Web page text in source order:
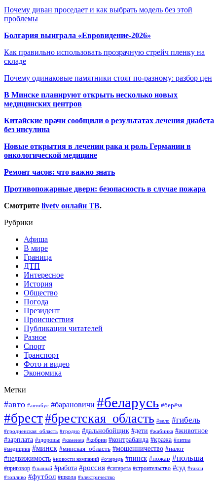
Почему диван проседает и как выбрать модель без этой
проблемы
Болгария выиграла «Евровидение-2026»
Как правильно использовать прозрачную стрейч пленку на
складе
Почему одинаковые памятники стоят по-разному: разбор цен
В Минске планируют открыть несколько новых
медицинских центров
Китайские врачи сообщили о результатах лечения диабета
без инсулина
Новые открытия в лечении рака и роль Германии в
онкологической медицине
Ремонт часов: что важно знать
Противопожарные двери: безопасность в случае пожара
Смотрите livetv онлайн ТВ.
Рубрики
Афиша
В мире
Граница
ДТП
Интересное
История
Общество
Погода
Президент
Происшествия
Публикации читателей
Разное
Спорт
Транспорт
Фото и видео
Экономика
Метки
#авто #автобус #барановичи #беларусь #берёза
#брест#брестская_область #вело #гибель
#гродненская_область #гродно #дальнобойщик #дети #жабинка #животное
#зарплата #здоровье #каменец #кобрин #контрабанда #кража #литва
#медицина #минск #минская_область #мошенничество #налог
#недвижимость #новости компаний #очередь #пинск #пожар #польша
#приговор #пьяный #работа #россия #сигарета #строительство #суд #такси
#топливо #футбол #школа #электричество